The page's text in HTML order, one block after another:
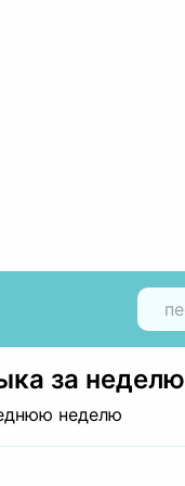
за неделю
неделю